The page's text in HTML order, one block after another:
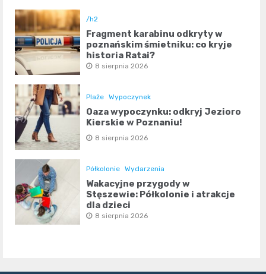
/h2
Fragment karabinu odkryty w
poznańskim śmietniku: co kryje
historia Rataj?
8 sierpnia 2026
Plaże Wypoczynek
Oaza wypoczynku: odkryj Jezioro
Kierskie w Poznaniu!
8 sierpnia 2026
Półkolonie Wydarzenia
Wakacyjne przygody w
Stęszewie: Półkolonie i atrakcje
dla dzieci
8 sierpnia 2026